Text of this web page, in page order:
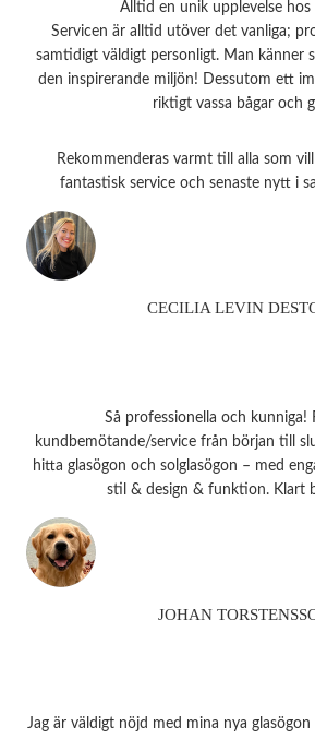
Alltid en unik upplevelse
Servicen är alltid utöver det vanliga;
samtidigt väldigt personligt. Man känner
den inspirerande miljön! Dessutom ett
riktigt vassa bågar och
Rekommenderas varmt till alla som
fantastisk service och senaste nytt i
CECILIA LEVIN
Så professionella och kunniga!
kundbemötande/service från början till
hitta glasögon och solglasögon – med
stil & design & funktion. Klart
JOHAN
Jag är väldigt nöjd med mina nya